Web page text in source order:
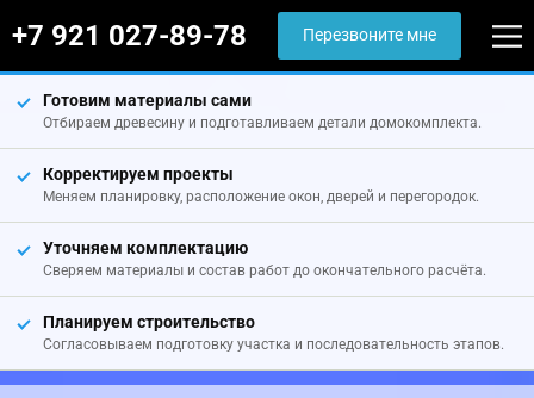
+7 921 027-89-78 Перезвоните мне
Готовим материалы сами
Отбираем древесину и подготавливаем детали домокомплекта.
Корректируем проекты
Меняем планировку, расположение окон, дверей и перегородок.
Уточняем комплектацию
Сверяем материалы и состав работ до окончательного расчёта.
Планируем строительство
Согласовываем подготовку участка и последовательность этапов.